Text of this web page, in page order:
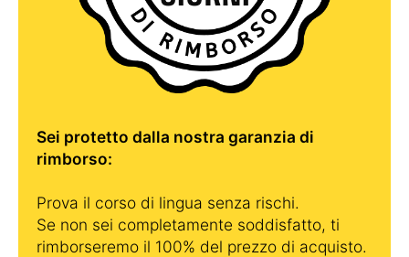
Sei protetto dalla nostra garanzia di
rimborso:
Prova il corso di lingua senza rischi.
Se non sei completamente soddisfatto, ti
rimborseremo il 100% del prezzo di acquisto.